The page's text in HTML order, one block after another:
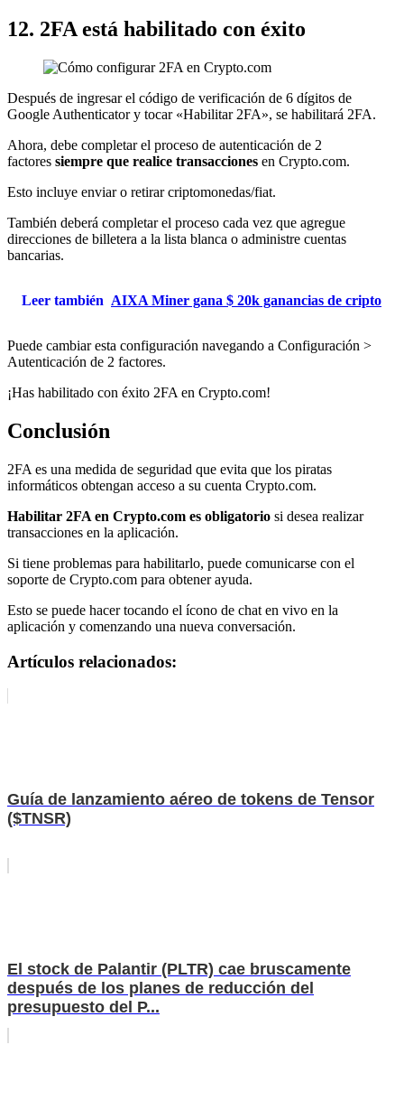
12. 2FA está habilitado con éxito
Después de ingresar el código de verificación de 6 dígitos de
Google Authenticator y tocar «Habilitar 2FA», se habilitará 2FA.
Ahora, debe completar el proceso de autenticación de 2
factores siempre que realice transacciones en Crypto.com.
Esto incluye enviar o retirar criptomonedas/fiat.
También deberá completar el proceso cada vez que agregue
direcciones de billetera a la lista blanca o administre cuentas
bancarias.
Leer también AIXA Miner gana $ 20k ganancias de cripto
Puede cambiar esta configuración navegando a Configuración >
Autenticación de 2 factores.
¡Has habilitado con éxito 2FA en Crypto.com!
Conclusión
2FA es una medida de seguridad que evita que los piratas
informáticos obtengan acceso a su cuenta Crypto.com.
Habilitar 2FA en Crypto.com es obligatorio si desea realizar
transacciones en la aplicación.
Si tiene problemas para habilitarlo, puede comunicarse con el
soporte de Crypto.com para obtener ayuda.
Esto se puede hacer tocando el ícono de chat en vivo en la
aplicación y comenzando una nueva conversación.
Artículos relacionados:
Guía de lanzamiento aéreo de tokens de Tensor
($TNSR)
El stock de Palantir (PLTR) cae bruscamente
después de los planes de reducción del
presupuesto del P...